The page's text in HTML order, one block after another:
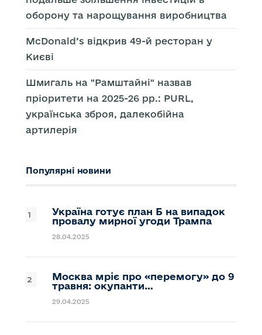
оборону та нарощування виробництва
McDonald’s відкрив 49-й ресторан у
Києві
Шмигаль на "Рамштайні" назвав
пріоритети на 2025-26 рр.: PURL,
українська зброя, далекобійна
артилерія
Популярні новини
Україна готує план Б на випадок
провалу мирної угоди Трампа
28.04.2025
Москва мріє про «перемогу» до 9
травня: окупанти…
29.04.2025